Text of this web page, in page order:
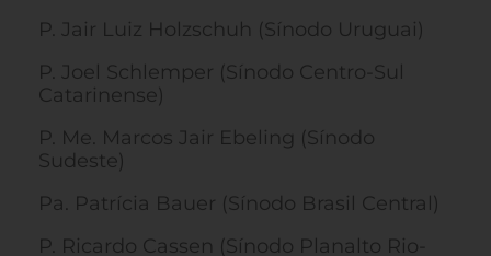
P. Jair Luiz Holzschuh (Sínodo Uruguai)
P. Joel Schlemper (Sínodo Centro-Sul
Catarinense)
P. Me. Marcos Jair Ebeling (Sínodo
Sudeste)
Pa. Patrícia Bauer (Sínodo Brasil Central)
P. Ricardo Cassen (Sínodo Planalto Rio-